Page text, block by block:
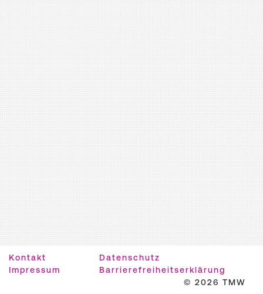
Kontakt
Datenschutz
Impressum
Barrierefreiheitserklärung
© 2026 TMW